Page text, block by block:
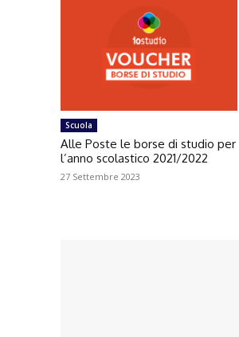
Scuola
Alle Poste le borse di studio per
l’anno scolastico 2021/2022
27 Settembre 2023